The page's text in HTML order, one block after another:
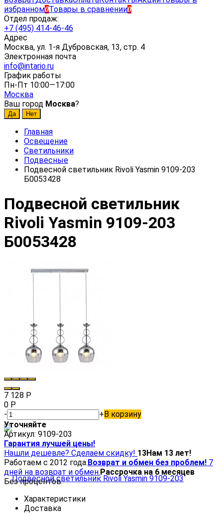
избранном0Товары в сравнении0
Отдел продаж:
+7 (495) 414-46-46
Адрес
Москва, ул. 1-я Дубровская, 13, стр. 4
Электронная почта
info@intario.ru
График работы
Пн-Пт 10:00—17:00
Москва
Ваш город Москва?
Главная
Освещение
Светильники
Подвесные
Подвесной светильник Rivoli Yasmin 9109-203
Б0053428
Подвесной светильник
Rivoli Yasmin 9109-203
Б0053428
7 128 Р
0 Р
-
+В корзину
Уточняйте
Артикул: 9109-203
Гарантия лучшей цены!
Нашли дешевле? Сделаем скидку! 13Нам 13 лет!
Работаем с 2012 года.Возврат и обмен без проблем! 7
дней на возврат и обмен.Рассрочка на 6 месяцев
Без процентов.
Характеристики
Доставка